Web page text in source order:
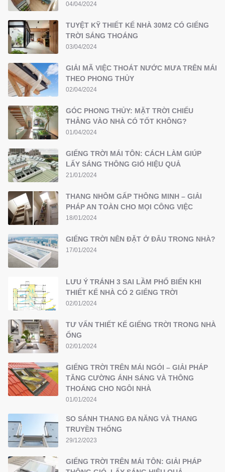
04/04/2024
TUYỆT KỸ THIẾT KẾ NHÀ 30M2 CÓ GIẾNG
TRỜI SÁNG THOÁNG
03/04/2024
GIẢI MÃ VIỆC THOÁT NƯỚC MƯA TRÊN MÁI
THEO PHONG THỦY
02/04/2024
GÓC PHONG THỦY: MẶT TRỜI CHIẾU
THẲNG VÀO NHÀ CÓ TỐT KHÔNG?
01/04/2024
GIẾNG TRỜI MÁI TÔN: CÁCH LÀM GIÚP
LẤY SÁNG THÔNG GIÓ HIỆU QUẢ
21/01/2024
THANG NHÔM GẤP THÔNG MINH – GIẢI
PHÁP AN TOÀN CHO MỌI CÔNG VIỆC
18/01/2024
GIẾNG TRỜI NÊN ĐẶT Ở ĐÂU TRONG NHÀ?
17/01/2024
LƯU Ý TRÁNH 3 SAI LẦM PHỔ BIẾN KHI
THIẾT KẾ NHÀ CÓ 2 GIẾNG TRỜI
02/01/2024
TƯ VẤN THIẾT KẾ GIẾNG TRỜI TRONG NHÀ
ỐNG
02/01/2024
GIẾNG TRỜI TRÊN MÁI NGÓI – GIẢI PHÁP
TĂNG CƯỜNG ÁNH SÁNG VÀ THÔNG
THOÁNG CHO NGÔI NHÀ
01/01/2024
SO SÁNH THANG ĐA NĂNG VÀ THANG
TRUYỀN THỐNG
29/12/2023
GIẾNG TRỜI TRÊN MÁI TÔN: GIẢI PHÁP